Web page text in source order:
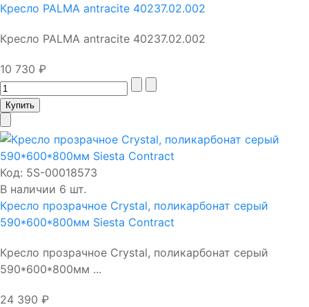
Кресло PALMA antracite 40237.02.002
Кресло PALMA antracite 40237.02.002
10 730 ₽
Код: 5S-00018573
В наличии 6 шт.
Кресло прозрачное Crystal, поликарбонат серый
590*600*800мм Siesta Contract
Кресло прозрачное Crystal, поликарбонат серый
590*600*800мм ...
24 390 ₽